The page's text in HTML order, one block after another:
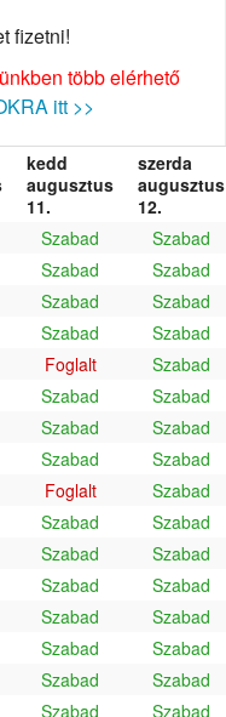
fizetni!
több elérhető
itt >>
kedd
augusztus
11.
szerda
augusztus
12.
Szabad
Szabad
Szabad
Szabad
Szabad
Szabad
Szabad
Szabad
Foglalt
Szabad
Szabad
Szabad
Szabad
Szabad
Szabad
Szabad
Foglalt
Szabad
Szabad
Szabad
Szabad
Szabad
Szabad
Szabad
Szabad
Szabad
Szabad
Szabad
Szabad
Szabad
Szabad
Szabad